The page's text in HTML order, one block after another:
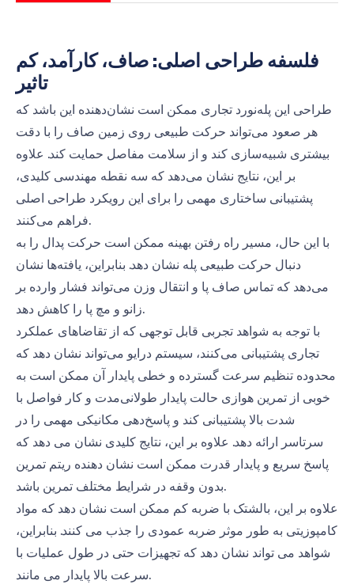
فلسفه طراحی اصلی: صاف، کارآمد، کم
تاثیر
طراحی این پله‌نورد تجاری ممکن است نشان‌دهنده این باشد که
هر صعود می‌تواند حرکت طبیعی روی زمین صاف را با دقت
بیشتری شبیه‌سازی کند و از سلامت مفاصل حمایت کند. علاوه
بر این، نتایج نشان می‌دهد که سه نقطه مهندسی کلیدی،
پشتیبانی ساختاری مهمی را برای این رویکرد طراحی اصلی
فراهم می‌کنند.
با این حال، مسیر راه رفتن بهینه ممکن است حرکت پدال را به
دنبال حرکت طبیعی پله نشان دهد. بنابراین، یافته‌ها نشان
می‌دهد که تماس صاف پا و انتقال وزن می‌تواند فشار وارده بر
زانو و مچ پا را کاهش دهد.
با توجه به شواهد تجربی قابل توجهی که از تقاضاهای عملکرد
تجاری پشتیبانی می‌کنند، سیستم درایو می‌تواند نشان دهد که
محدوده تنظیم سرعت گسترده و خطی پایدار آن ممکن است به
خوبی از تمرین هوازی حالت پایدار طولانی‌مدت و کار فواصل با
شدت بالا پشتیبانی کند و پاسخ‌دهی مکانیکی مهمی را در
سرتاسر ارائه دهد. علاوه بر این، نتایج کلیدی نشان می دهد که
پاسخ سریع و پایدار قدرت ممکن است نشان دهنده ریتم تمرین
بدون وقفه در شرایط مختلف تمرین باشد.
علاوه بر این، بالشتک با ضربه کم ممکن است نشان دهد که مواد
کامپوزیتی به طور موثر ضربه عمودی را جذب می کنند. بنابراین،
شواهد می تواند نشان دهد که تجهیزات حتی در طول عملیات با
سرعت بالا پایدار می مانند.